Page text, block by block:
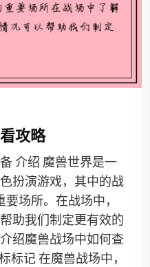
攻略
介绍 魔兽世界是一
扮演游戏，其中的战
场所。在战场中，
助我们制定更有效的
绍魔兽战场中如何查
标记 在魔兽战场中，